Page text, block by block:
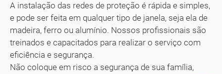
A instalação das redes de proteção é rápida e simples,
e pode ser feita em qualquer tipo de janela, seja ela de
madeira, ferro ou alumínio. Nossos profissionais são
treinados e capacitados para realizar o serviço com
eficiência e segurança.
Não coloque em risco a segurança de sua família,